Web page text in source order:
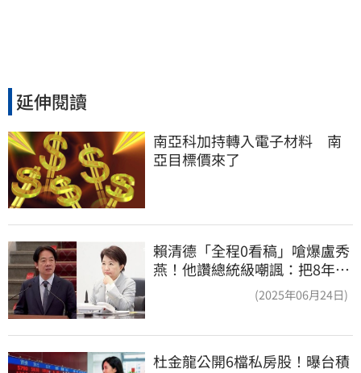
延伸閱讀
南亞科加持轉入電子材料　南
亞目標價來了
賴清德「全程0看稿」嗆爆盧秀
燕！他讚總統級嘲諷：把8年總
(2025年06月24日)
杜金龍公開6檔私房股！曝台積